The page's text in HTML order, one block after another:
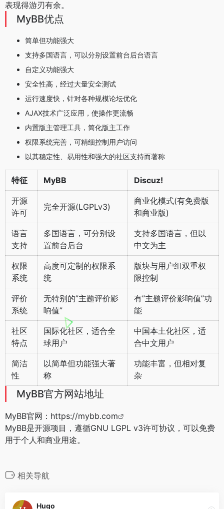
表现得游刃有余。
MyBB优点
简单但功能强大
支持多国语言，可以分别设置前台后台语言
自定义功能强大
安全性高，经过大量安全测试
运行速度快，针对各种规模论坛优化
AJAX技术广泛应用，使操作更流畅
内置版主管理工具，简化版主工作
权限系统完善，可精细控制用户访问
以其稳定性、易用性和强大的社区支持而著称
特征 MyBB Discuz!
开源
许可
完全开源(LGPLv3)
商业化模式(有免费版
和商业版)
语言
支持
多国语言，可分别设
置前台后台
支持多国语言，但以
中文为主
权限
系统
高度可定制的权限系
统
版块与用户组双重权
限控制
评价
系统
无特别的”主题评价影
响值”
有”主题评价影响值”功
能
社区
特点
国际化社区，适合全
球用户
中国本土化社区，适
合中文用户
简洁
性
以简单但功能强大著
称
功能丰富，但相对复
杂
MyBB官方网站地址
MyBB官网： https://mybb.com
MyBB是开源项目，遵循GNU LGPL v3许可协议，可以免费
用于个人和商业用途。
相关导航
Hugo